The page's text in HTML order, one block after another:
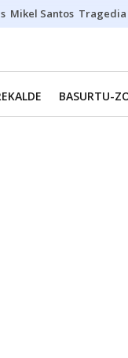
Mikel Santos Tragedia
BASURTU-